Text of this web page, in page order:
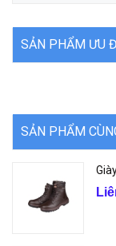
SẢN PHẨM ƯU
SẢN PHẨM